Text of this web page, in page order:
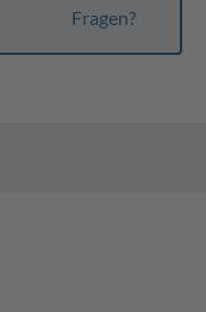
Fragen?